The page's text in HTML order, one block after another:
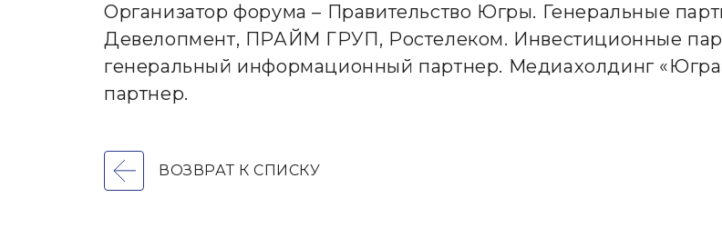
Организатор форума – Правительство Югры. Генеральные
Девелопмент, ПРАЙМ ГРУП, Ростелеком. Инвестиционные
генеральный информационный партнер. Медиахолдинг
партнер.
ВОЗВРАТ К СПИСКУ